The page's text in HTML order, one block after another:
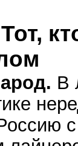
Тот,
В